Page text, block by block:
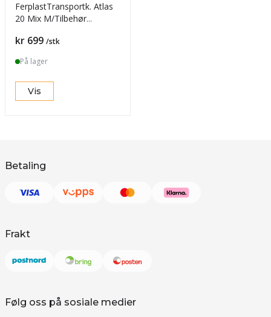
FerplastTransportk. Atlas
20 Mix M/Tilbehør
Pris
kr 699 /stk
På lager
Vis
Betaling
Frakt
Følg oss på sosiale medier